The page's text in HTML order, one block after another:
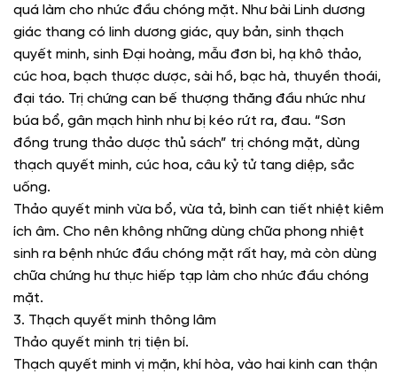
quá làm cho nhức đầu chóng mặt. Như bài Linh dương
giác thang có linh dương giác, quy bản, sinh thạch
quyết minh, sinh Đại hoàng, mẫu đơn bì, hạ khô thảo,
cúc hoa, bạch thược dược, sài hồ, bạc hà, thuyền thoái,
đại táo. Trị chứng can bế thượng thăng đầu nhức như
búa bổ, gân mạch hình như bị kéo rứt ra, đau. “Sơn
đồng trung thảo dược thủ sách” trị chóng mặt, dùng
thạch quyết minh, cúc hoa, câu kỷ tử tang diệp, sắc
uống.
Thảo quyết minh vừa bổ, vừa tả, bình can tiết nhiệt kiêm
ích âm. Cho nên không những dùng chữa phong nhiệt
sinh ra bệnh nhức đầu chóng mặt rất hay, mà còn dùng
chữa chứng hư thực hiếp tạp làm cho nhức đầu chóng
mặt.
3. Thạch quyết minh thông lâm
Thảo quyết minh trị tiện bí.
Thạch quyết minh vị mặn, khí hòa, vào hai kinh can thận